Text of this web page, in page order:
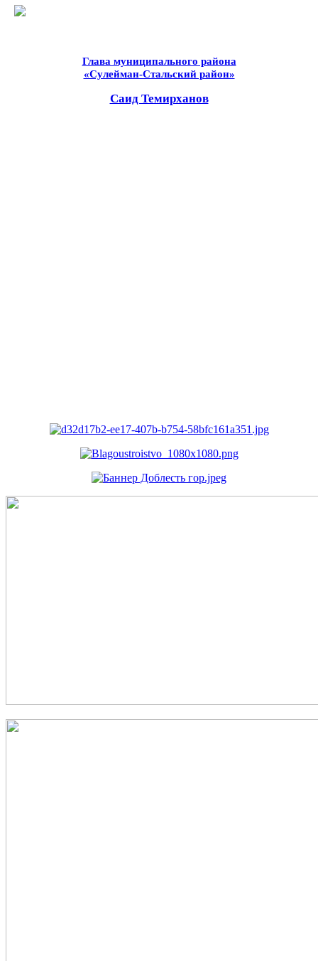
Глава муниципального района
«Сулейман-Стальский район»
Саид Темирханов